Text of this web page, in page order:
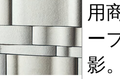
用
ー
影